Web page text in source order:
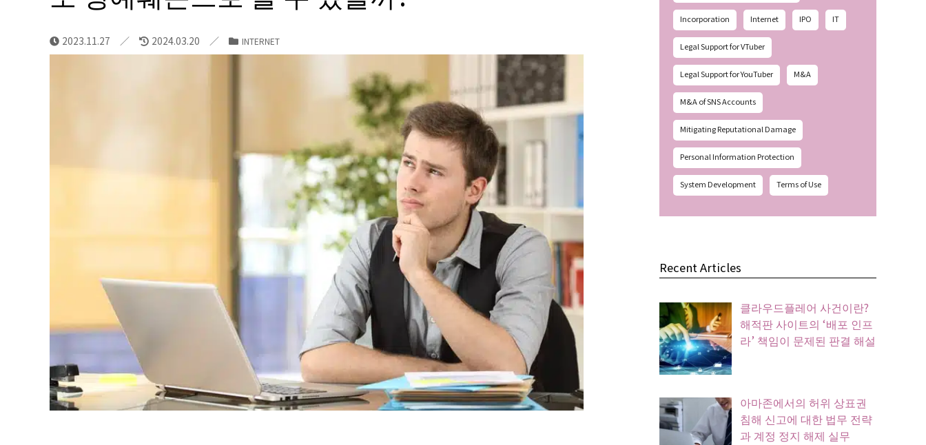
2023.11.27 2024.03.20 INTERNET
Incorporation Internet IPO IT
Legal Support for VTuber
Legal Support for YouTuber M&A
M&A of SNS Accounts
Mitigating Reputational Damage
Personal Information Protection
System Development Terms of Use
Recent Articles
클라우드플레어 사건이란?
해적판 사이트의 ‘배포 인프
라’ 책임이 문제된 판결 해설
아마존에서의 허위 상표권
침해 신고에 대한 법무 전략
과 계정 정지 해제 실무